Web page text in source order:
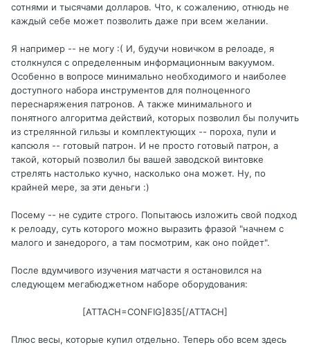
сотнями и тысячами долларов. Что, к сожалению, отнюдь не
каждый себе может позволить даже при всем желании.
Я например -- не могу :( И, будучи новичком в релоаде, я
столкнулся с определенным информационным вакуумом.
Особенно в вопросе минимально необходимого и наиболее
доступного набора инструментов для полноценного
переснаряжения патронов. А также минимального и
понятного алгоритма действий, которых позволил бы получить
из стрелянной гильзы и комплектующих -- пороха, пули и
капсюля -- готовый патрон. И не просто готовый патрон, а
такой, который позволил бы вашей заводской винтовке
стрелять настолько кучно, насколько она может. Ну, по
крайней мере, за эти деньги :)
Посему -- не судите строго. Попытаюсь изложить свой подход
к релоаду, суть которого можно выразить фразой "начнем с
малого и занедорого, а там посмотрим, как оно пойдет".
После вдумчивого изучения матчасти я остановился на
следующем мегабюджетном наборе оборудования:
[ATTACH=CONFIG]835[/ATTACH]
Плюс весы, которые купил отдельно. Теперь обо всем здесь